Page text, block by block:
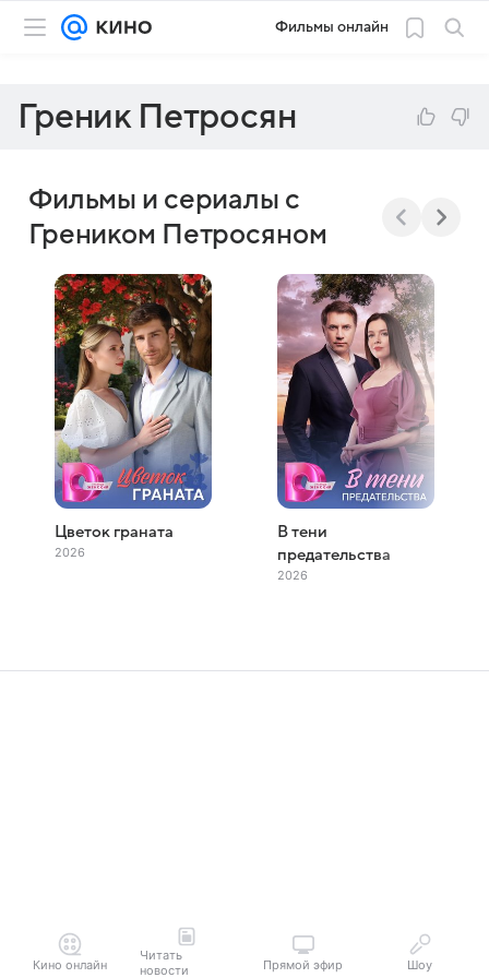
Фильмы онлайн
Греник Петросян
Фильмы и сериалы с
Греником Петросяном
Цветок граната
2026
В тени
предательства
2026
Кино онлайн
Читать
новости
Прямой эфир Шоу